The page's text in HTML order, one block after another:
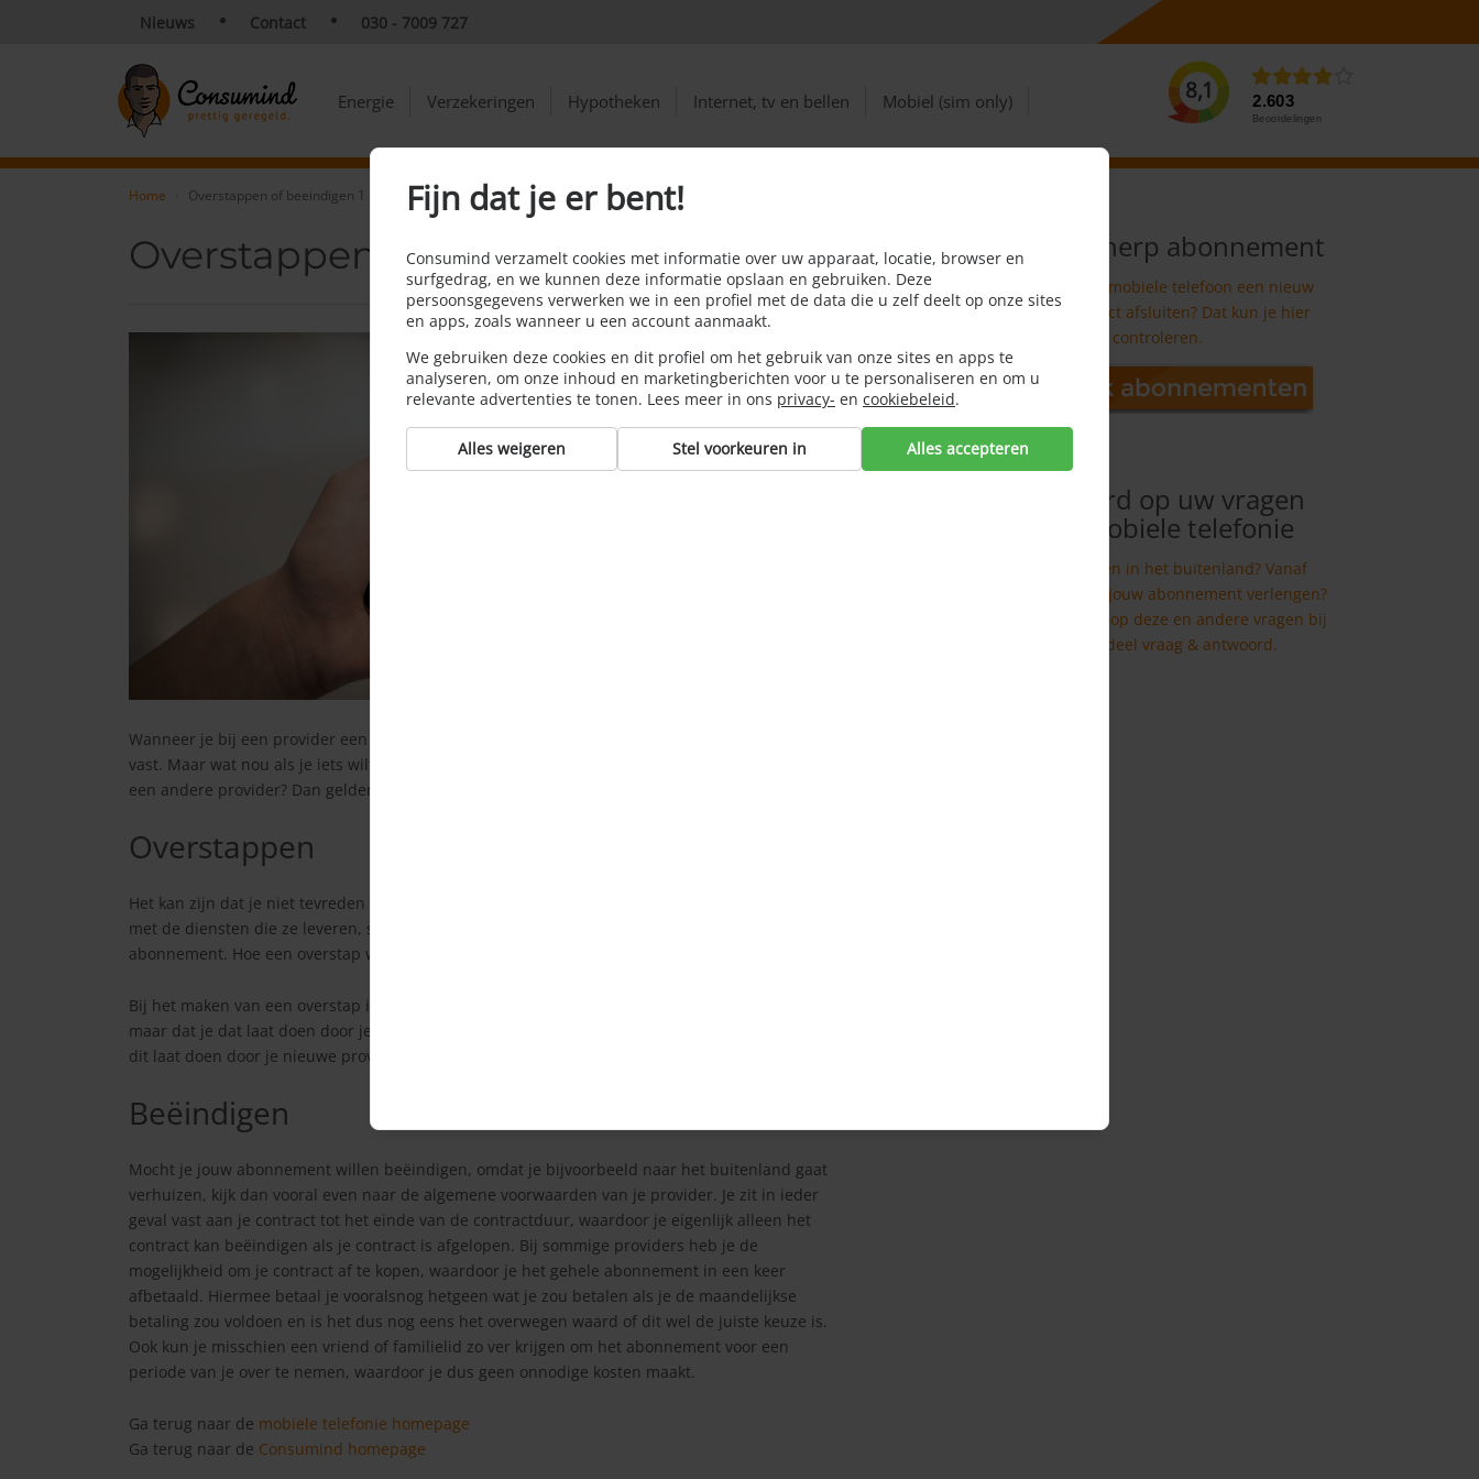
Nieuws Contact 030 - 7009 727
Energie Verzekeringen Hypotheken Internet, tv en bellen Mobiel (sim only) 8,1 2.603
Beoordelingen
Home Overstappen of beeindigen 1
Overstappen of beëindigen
Wanneer je bij een provider een
vast. Maar wat nou als je iets wilt wijzigen, opzeggen of misschien zelfs wil overstappen naar
een andere provider? Dan gelden er natuurlijk specifieke regels.
Overstappen
Het kan zijn dat je niet tevreden bent met de je huidige provider. Dit kan te maken hebben
met de diensten die ze leveren, slechte communicatie of stijging in de prijs van het
abonnement. Hoe een overstap werkt
Bij het maken van een overstap is het belangrijk dat je niet je huidige abonnement opzegt,
maar dat je dat laat doen door je nieuwe provider. Het kan je een hoop gedoe besparen als je
dit laat doen door je nieuwe provider.
Beëindigen
Mocht je jouw abonnement willen beëindigen, omdat je bijvoorbeeld naar het buitenland gaat
verhuizen, kijk dan vooral even naar de algemene voorwaarden van je provider. Je zit in ieder
geval vast aan je contract tot het einde van de contractduur, waardoor je eigenlijk alleen het
contract kan beëindigen als je contract is afgelopen. Bij sommige providers heb je de
mogelijkheid om je contract af te kopen, waardoor je het gehele abonnement in een keer
afbetaald. Hiermee betaal je vooralsnog hetgeen wat je zou betalen als je de maandelijkse
betaling zou voldoen en is het dus nog eens het overwegen waard of dit wel de juiste keuze is.
Ook kun je misschien een vriend of familielid zo ver krijgen om het abonnement voor een
periode van je over te nemen, waardoor je dus geen onnodige kosten maakt.
Ga terug naar de mobiele telefonie homepage
Ga terug naar de Consumind homepage
Nieuw scherp abonnement
Kun je voor je mobiele telefoon een nieuw
scherp contract afsluiten? Dat kun je hier
controleren.
Antwoord op uw vragen
over mobiele telefonie
Wat kost bellen in het buitenland? Vanaf
wanneer kun je jouw abonnement verlengen?
Bekijk antwoord op deze en andere vragen bij
het onderdeel vraag & antwoord.
Fijn dat je er bent!
Consumind verzamelt cookies met informatie over uw apparaat, locatie, browser en
surfgedrag, en we kunnen deze informatie opslaan en gebruiken. Deze
persoonsgegevens verwerken we in een profiel met de data die u zelf deelt op onze sites
en apps, zoals wanneer u een account aanmaakt.
We gebruiken deze cookies en dit profiel om het gebruik van onze sites en apps te
analyseren, om onze inhoud en marketingberichten voor u te personaliseren en om u
relevante advertenties te tonen. Lees meer in ons privacy- en cookiebeleid.
Alles weigeren Stel voorkeuren in Alles accepteren